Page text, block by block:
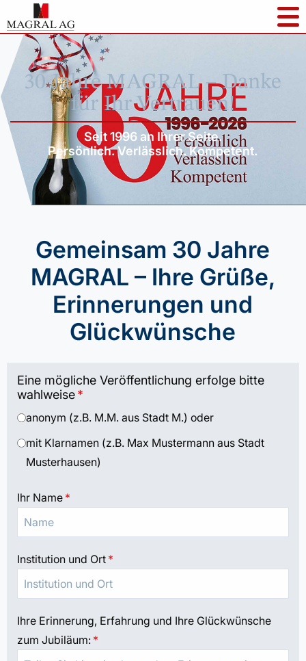
30 Jahre MAGRAL – Danke
für Ihr Vertrauen!
Seit 1996 an Ihrer Seite.
Persönlich. Verlässlich. Kompetent.
Gemeinsam 30 Jahre
MAGRAL – Ihre Grüße,
Erinnerungen und
Glückwünsche
Eine mögliche Veröffentlichung erfolge bitte
wahlweise*
anonym (z.B. M.M. aus Stadt M.) oder
mit Klarnamen (z.B. Max Mustermann aus Stadt
Musterhausen)
Ihr Name *
Institution und Ort *
Ihre Erinnerung, Erfahrung und Ihre Glückwünsche
zum Jubiläum: *